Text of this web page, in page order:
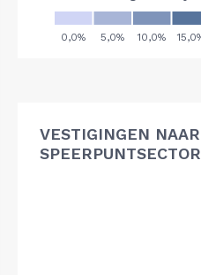
VESTIGINGEN NAAR
SPEERPUNTSECTOR